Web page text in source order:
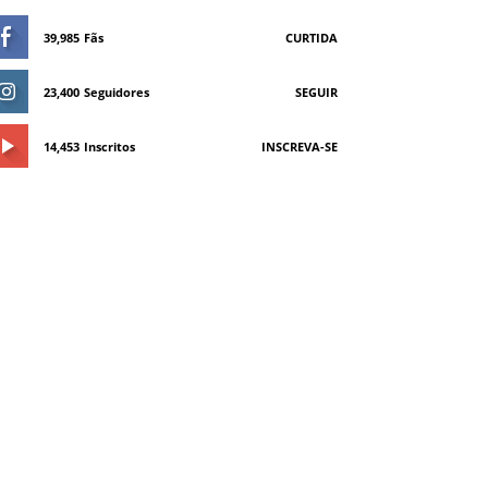
39,985 Fãs CURTIDA
23,400 Seguidores SEGUIR
14,453 Inscritos INSCREVA-SE